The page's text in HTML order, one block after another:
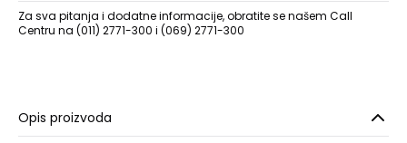
Za sva pitanja i dodatne informacije, obratite se našem Call
Centru na (011) 2771-300 i (069) 2771-300
Opis proizvoda